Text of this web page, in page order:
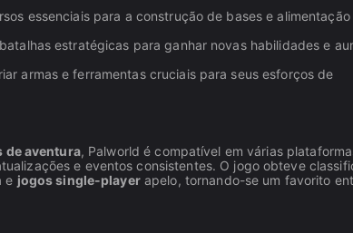
essenciais para a construção de bases e
estratégicas para ganhar novas habilidades e
armas e ferramentas cruciais para seus esforços de
de aventura, Palworld é compatível em várias
e eventos consistentes. O jogo obteve
e jogos single-playerapelo, tornando-se um favorito